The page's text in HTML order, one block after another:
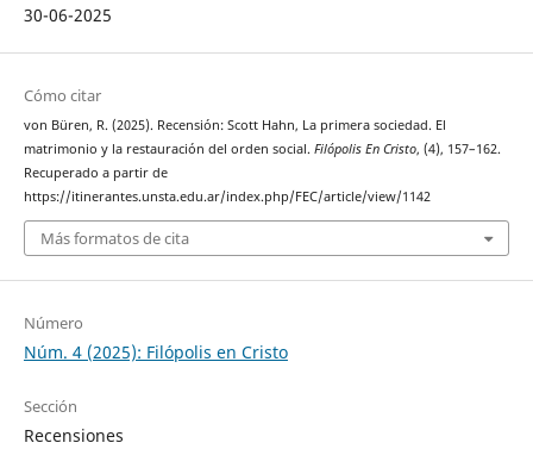
30-06-2025
Cómo citar
von Büren, R. (2025). Recensión: Scott Hahn, La primera sociedad. El
matrimonio y la restauración del orden social. Filópolis En Cristo, (4), 157–162.
Recuperado a partir de
https://itinerantes.unsta.edu.ar/index.php/FEC/article/view/1142
Más formatos de cita
Número
Núm. 4 (2025): Filópolis en Cristo
Sección
Recensiones